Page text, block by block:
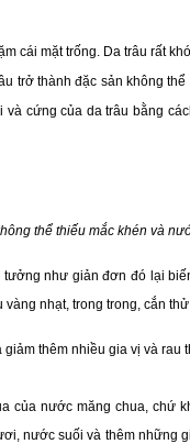
cái mặt trống. Da trâu rất
trở thành đặc sản không
cứng của da trâu bằng
thể thiếu mắc khén và
như giản đơn đó lại
nhạt, trong trong, cắn
thêm nhiều gia vị và rau
của nước măng chua, chứ
nước suối và thêm những